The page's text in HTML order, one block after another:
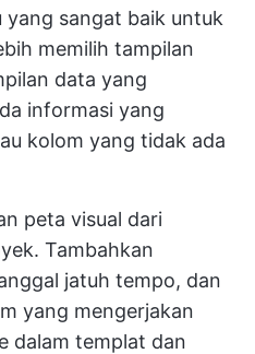
yang sangat baik untuk
memilih tampilan
data yang
informasi yang
kolom yang tidak ada
peta visual dari
Tambahkan
jatuh tempo, dan
yang mengerjakan
dalam templat dan